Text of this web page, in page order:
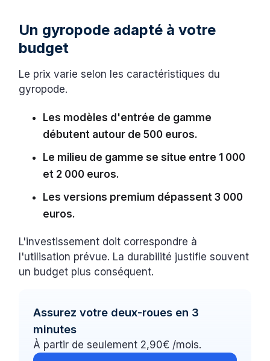
Un gyropode adapté à votre
budget
Le prix varie selon les caractéristiques du
gyropode.
Les modèles d'entrée de gamme
débutent autour de 500 euros.
Le milieu de gamme se situe entre 1 000
et 2 000 euros.
Les versions premium dépassent 3 000
euros.
L'investissement doit correspondre à
l'utilisation prévue. La durabilité justifie souvent
un budget plus conséquent.
Assurez votre deux-roues en 3
minutes
À partir de seulement 2,90€ /mois.